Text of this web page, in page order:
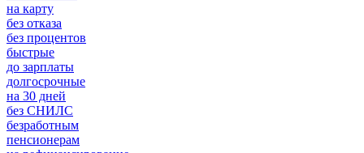
на карту
без отказа
без процентов
быстрые
до зарплаты
долгосрочные
на 30 дней
без СНИЛС
безработным
пенсионерам